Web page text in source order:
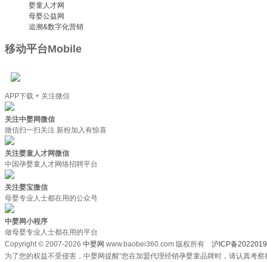
婴童人才网
母婴公益网
追溯&数字化营销
移动平台Mobile
APP下载 + 关注微信
关注中婴网微信
微信扫一扫关注 新粉加入有惊喜
关注婴童人才网微信
中国孕婴童人才网络招聘平台
关注婴宝微信
母婴专业人士都在用的公众号
中婴网小程序
做母婴专业人士都在用的平台
Copyright © 2007-2026 中婴网 www.baobei360.com 版权所有 沪ICP备
为了您的权益不受侵害，中婴网提醒“您在加盟代理经销孕婴童品牌时，请认真考